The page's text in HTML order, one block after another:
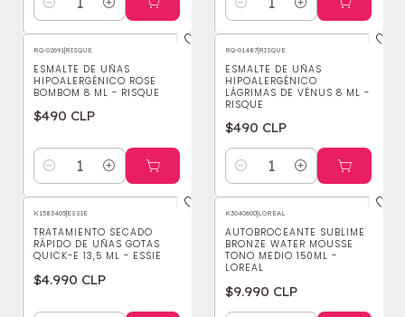
Cantidad Cantidad
RQ-02691|RISQUE
ESMALTE DE UÑAS
HIPOALERGÉNICO ROSE
BOMBOM 8 ML - RISQUE
$490 CLP
Cantidad
RQ-01487|RISQUE
ESMALTE DE UÑAS
HIPOALERGÉNICO
LÁGRIMAS DE VÉNUS 8 ML -
RISQUE
$490 CLP
Cantidad
K1583405|ESSIE
TRATAMIENTO SECADO
RÁPIDO DE UÑAS GOTAS
QUICK-E 13,5 ML - ESSIE
$4.990 CLP
K3040600|LOREAL
AUTOBROCEANTE SUBLIME
BRONZE WATER MOUSSE
TONO MEDIO 150ML -
LOREAL
$9.990 CLP